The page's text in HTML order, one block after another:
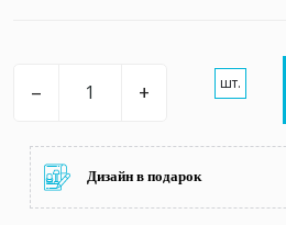
– + шт.
Дизайн в подарок